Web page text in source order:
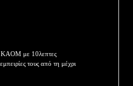
ΚΑΟM με 10λεπτες
τους από τη μέχρι